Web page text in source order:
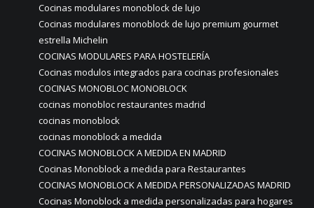
Cocinas modulares monoblock de lujo
Cocinas modulares monoblock de lujo premium gourmet
estrella Michelin
COCINAS MODULARES PARA HOSTELERÍA
Cocinas modulos integrados para cocinas profesionales
COCINAS MONOBLOC MONOBLOCK
cocinas monobloc restaurantes madrid
cocinas monoblock
cocinas monoblock a medida
COCINAS MONOBLOCK A MEDIDA EN MADRID
Cocinas Monoblock a medida para Restaurantes
COCINAS MONOBLOCK A MEDIDA PERSONALIZADAS MADRID
Cocinas Monoblock a medida personalizadas para hogares